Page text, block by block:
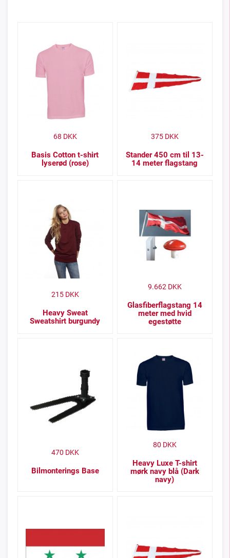
Basis Cotton t-shirt
lyserød (rose)
68 DKK
Stander 450 cm til 13-
14 meter flagstang
375DKK
Heavy Sweat
Sweatshirt burgundy
215DKK
Glasfiberflagstang 14
meter med hvid
egestøtte
9.662DKK
Bilmonterings Base
470 DKK
Heavy Luxe T-shirt
mørk navy blå (Dark
navy)
80 DKK